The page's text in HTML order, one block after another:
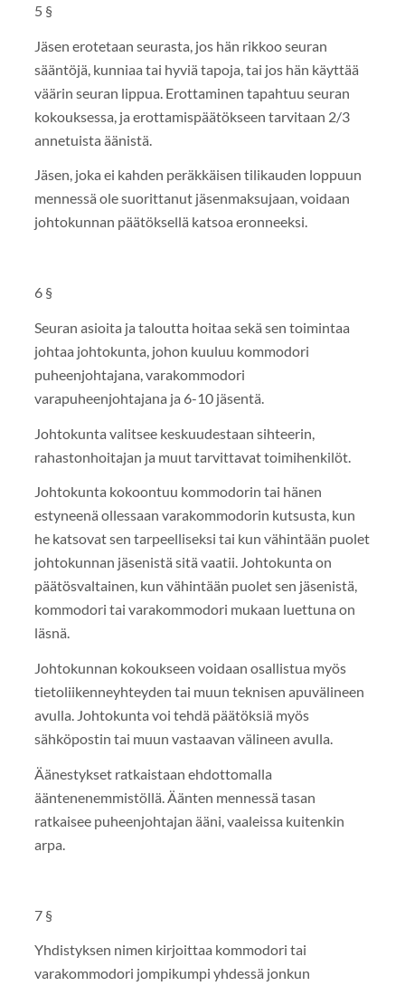
5 §
Jäsen erotetaan seurasta, jos hän rikkoo seuran
sääntöjä, kunniaa tai hyviä tapoja, tai jos hän käyttää
väärin seuran lippua. Erottaminen tapahtuu seuran
kokouksessa, ja erottamispäätökseen tarvitaan 2/3
annetuista äänistä.
Jäsen, joka ei kahden peräkkäisen tilikauden loppuun
mennessä ole suorittanut jäsenmaksujaan, voidaan
johtokunnan päätöksellä katsoa eronneeksi.
6 §
Seuran asioita ja taloutta hoitaa sekä sen toimintaa
johtaa johtokunta, johon kuuluu kommodori
puheenjohtajana, varakommodori
varapuheenjohtajana ja 6-10 jäsentä.
Johtokunta valitsee keskuudestaan sihteerin,
rahastonhoitajan ja muut tarvittavat toimihenkilöt.
Johtokunta kokoontuu kommodorin tai hänen
estyneenä ollessaan varakommodorin kutsusta, kun
he katsovat sen tarpeelliseksi tai kun vähintään puolet
johtokunnan jäsenistä sitä vaatii. Johtokunta on
päätösvaltainen, kun vähintään puolet sen jäsenistä,
kommodori tai varakommodori mukaan luettuna on
läsnä.
Johtokunnan kokoukseen voidaan osallistua myös
tietoliikenneyhteyden tai muun teknisen apuvälineen
avulla. Johtokunta voi tehdä päätöksiä myös
sähköpostin tai muun vastaavan välineen avulla.
Äänestykset ratkaistaan ehdottomalla
ääntenenemmistöllä. Äänten mennessä tasan
ratkaisee puheenjohtajan ääni, vaaleissa kuitenkin
arpa.
7 §
Yhdistyksen nimen kirjoittaa kommodori tai
varakommodori jompikumpi yhdessä jonkun